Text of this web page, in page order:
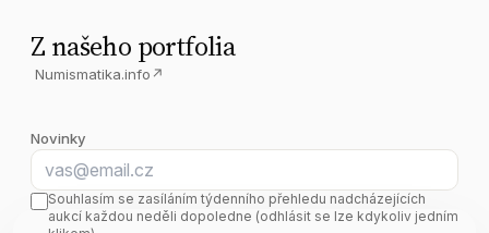
Z našeho portfolia
Numismatika.info ↗
Novinky
E-mail
Souhlasím se zasíláním týdenního přehledu nadcházejících
aukcí každou neděli dopoledne (odhlásit se lze kdykoliv jedním